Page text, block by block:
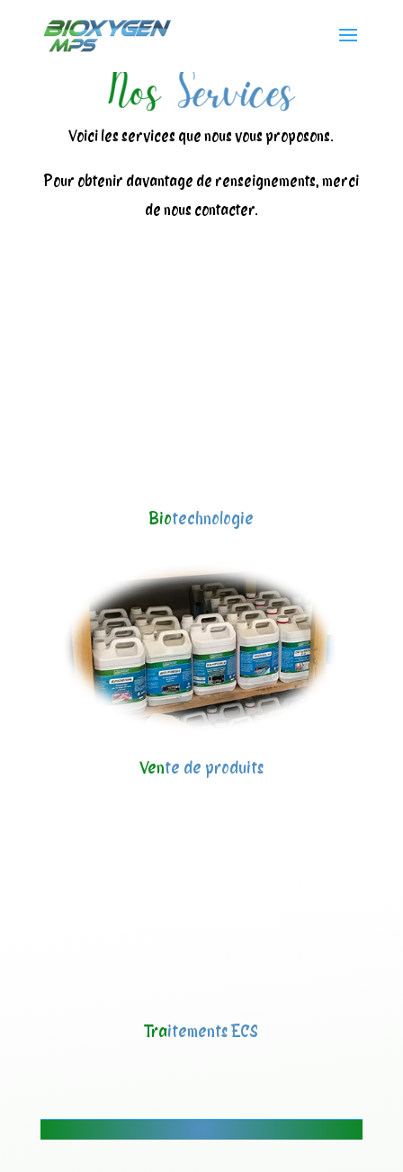
Voici les services que nous vous proposons.
Pour obtenir davantage de renseignements, merci
de nous contacter.
Biotechnologie
Vente de produits
Traitements ECS